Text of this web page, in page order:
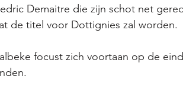
Demaitre die zijn schot net
de titel voor Dottignies zal worden.
focust zich voortaan op de